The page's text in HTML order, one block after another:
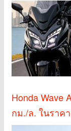
Honda Wave
กม./ล. ในราค